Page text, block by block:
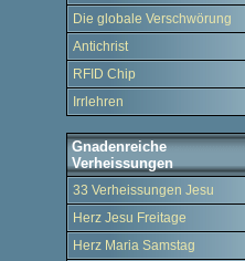
Die globale Verschwörung
Antichrist
RFID Chip
Irrlehren
Gnadenreiche
Verheissungen
33 Verheissungen Jesu
Herz Jesu Freitage
Herz Maria Samstag